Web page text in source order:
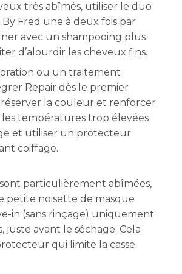
très abîmés, utiliser le duo
By Fred une à deux fois par
avec un shampooing plus
d’alourdir les cheveux fins.
ou un traitement
Repair dès le premier
la couleur et renforcer
les températures trop élevées
et utiliser un protecteur
coiffage.
sont particulièrement abîmées,
petite noisette de masque
in (sans rinçage) uniquement
juste avant le séchage. Cela
qui limite la casse.